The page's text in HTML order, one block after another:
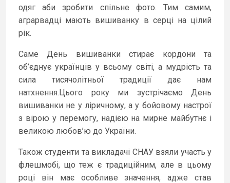
одяг аби зробити спільне фото. Тим самим,
аграрвадці мають вишиванку в серці на цілий
рік.
Саме День вишиванки стирає кордони та
об’єднує українців у всьому світі, а мудрість та
сила тисячолітньої традиції дає нам
натхнення.Цього року ми зустрічаємо День
вишиванки не у ліричному, а у бойовому настрої
з вірою у перемогу, надією на мирне майбутнє і
великою любов’ю до України.
Також студенти та викладачі СНАУ взяли участь у
флешмобі, що теж є традиційним, але в цьому
році він має особливе значення, адже став